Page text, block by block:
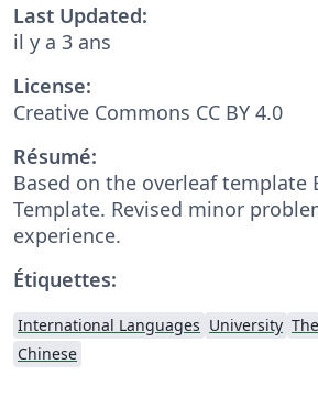
Last Updated:
il y a 3 ans
License:
Creative Commons CC BY 4.0
Résumé:
Based on the overleaf template
Template. Revised minor
experience.
Étiquettes:
International Languages University
Chinese